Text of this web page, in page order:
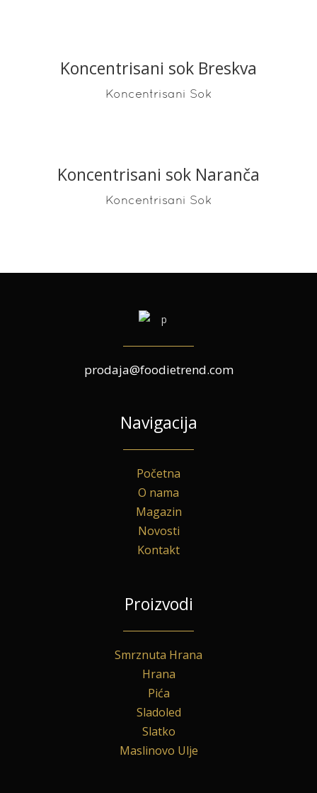
READ MORE
Koncentrisani sok Breskva
Koncentrisani Sok
READ MORE
Koncentrisani sok Naranča
Koncentrisani Sok
prodaja@foodietrend.com
Navigacija
Početna
O nama
Magazin
Novosti
Kontakt
Proizvodi
Smrznuta Hrana
Hrana
Pića
Sladoled
Slatko
Maslinovo Ulje